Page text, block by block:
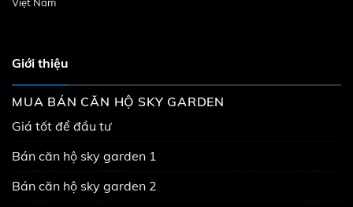
Giới thiệu
MUA BÁN CĂN HỘ SKY GARDEN
Giá tốt để đầu tư
Bán căn hộ sky garden 1
Bán căn hộ sky garden 2